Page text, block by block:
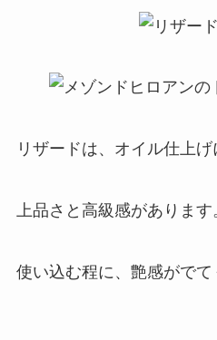
リザードは、オイル仕上げ
上品さと高級感があります
使い込む程に、艶感がでて